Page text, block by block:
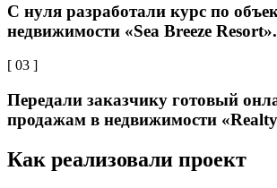
С нуля разработали курс по
недвижимости «Sea Breeze Resort».
[ 03 ]
Передали заказчику готовый
продажам в недвижимости «Realty
Как реализовали проект